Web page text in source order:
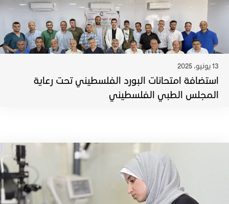
13 يونيو، 2025
استضافة امتحانات البورد الفلسطيني تحت رعاية
المجلس الطبي الفلسطيني